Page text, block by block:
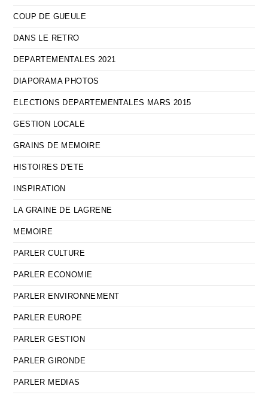
COUP DE GUEULE
DANS LE RETRO
DEPARTEMENTALES 2021
DIAPORAMA PHOTOS
ELECTIONS DEPARTEMENTALES MARS 2015
GESTION LOCALE
GRAINS DE MEMOIRE
HISTOIRES D'ETE
INSPIRATION
LA GRAINE DE LAGRENE
MEMOIRE
PARLER CULTURE
PARLER ECONOMIE
PARLER ENVIRONNEMENT
PARLER EUROPE
PARLER GESTION
PARLER GIRONDE
PARLER MEDIAS